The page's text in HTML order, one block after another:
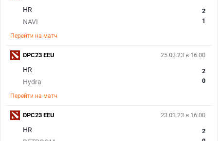
HR
NAVI
2
1
Перейти на матч
25.03.23 в 16:00
HR
Hydra
2
0
Перейти на матч
DPC23 EEU
23.03.23 в 16:00
HR
2
DPC23 EEU